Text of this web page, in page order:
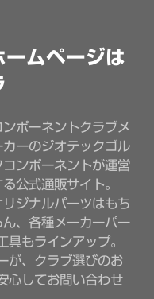
ームページは
ンポーネントクラブメ
カーのジオテックゴル
コンポーネントが運営
る公式通販サイト。
リジナルパーツはもち
ん、各種メーカーパー
具もラインアップ。
が、クラブ選びのお
心してお問い合わせ